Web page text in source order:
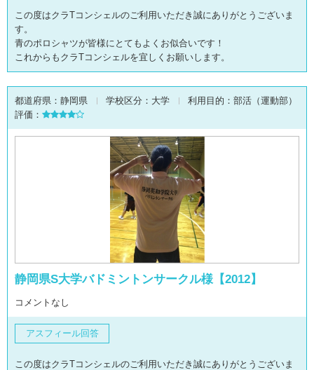
この度はクラTコンシェルのご利用いただき誠にありがとうございま
す。
青のポロシャツが皆様にとてもよくお似合いです！
これからもクラTコンシェルを宜しくお願いします。
都道府県： 静岡県 学校区分： 大学 利用目的： 部活（運動部）
評価：
静岡県S大学バドミントンサークル様【2012】
コメントなし
アスフィール回答
この度はクラTコンシェルのご利用いただき誠にありがとうございま